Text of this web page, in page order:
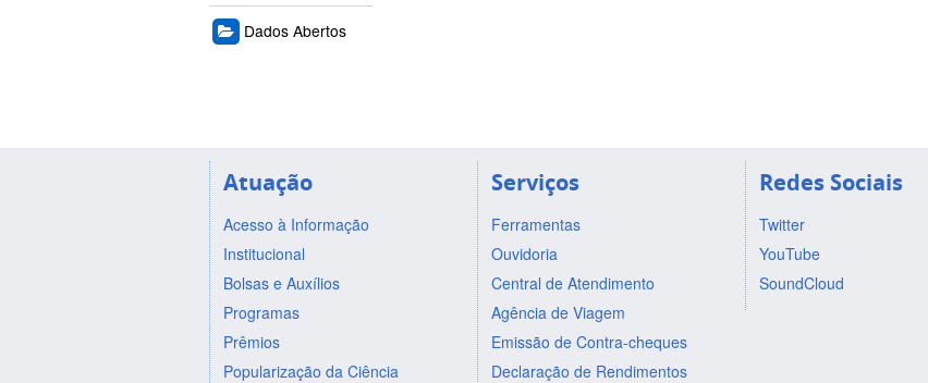
Dados Abertos
Atuação
Acesso à Informação
Institucional
Bolsas e Auxílios
Programas
Prêmios
Popularização da Ciência
Serviços
Ferramentas
Ouvidoria
Central de Atendimento
Agência de Viagem
Emissão de Contra-cheques
Declaração de Rendimentos
Redes Sociais
Twitter
YouTube
SoundCloud